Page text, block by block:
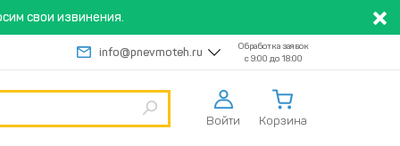
свои извинения.
info@pnevmoteh.ru
Обработка заявок
с 9:00 до 18:00
Войти Корзина